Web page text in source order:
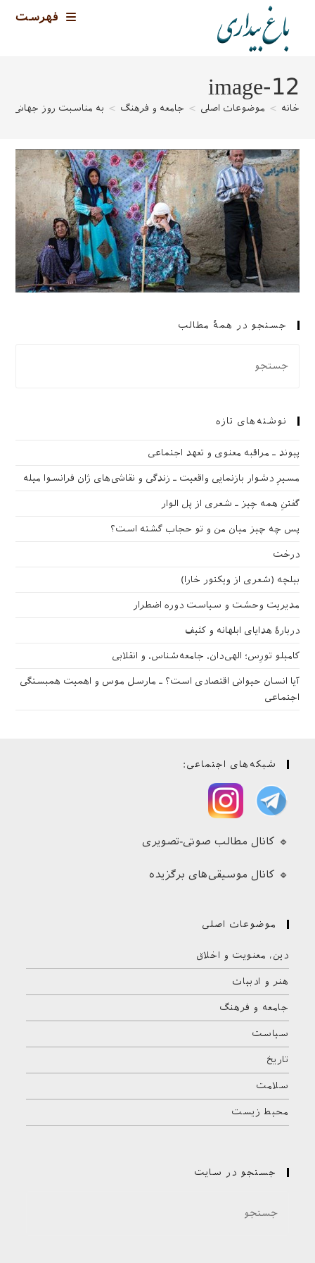
فهرست
image-12
خانه > موضوعات اصلی > جامعه و فرهنگ > به مناسبت روز جهانی
جستجو در همهٔ مطالب
نوشته‌های تازه
پیوند ـ مراقبه‌ معنوی و تعهد اجتماعی
مسیرِ دشوار بازنمایی واقعیت ـ زندگی و نقاشی‌های ژان فرانسوا میله
گفتنِ همه چیز ـ شعری از پل الوار
پس چه چیز میان من و تو حجاب گشته است؟
درخت
بیلچه (شعری از ویکتور خارا)
مدیریت وحشت و سیاست دوره اضطرار
دربارهٔ هدایای ابلهانه و کثیف
کامیلو تورِس؛ الهی‌دان، جامعه‌شناس، و انقلابی
آیا انسان حیوانی اقتصادی است؟ ـ مارسل موس و اهمیت همبستگی
اجتماعی
شبکه‌های اجتماعی:
🔹 کانال مطالب صوتی-تصویری
🔹 کانال موسیقی‌های برگزیده
موضوعات اصلی
دین، معنویت و اخلاق
هنر و ادبیات
جامعه و فرهنگ
سیاست
تاریخ
سلامت
محیط زیست
جستجو در سایت